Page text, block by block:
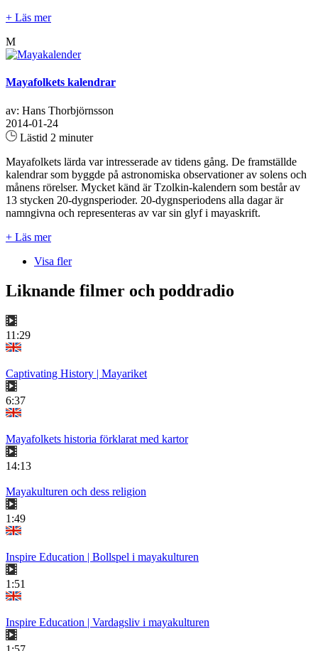
+ Läs mer
M
Mayafolkets kalendrar
av: Hans Thorbjörnsson
2014-01-24
Lästid 2 minuter
Mayafolkets lärda var intresserade av tidens gång. De framställde
kalendrar som byggde på astronomiska observationer av solens och
månens rörelser. Mycket känd är Tzolkin-kalendern som består av
13 stycken 20-dygnsperioder. 20-dygnsperiodens alla dagar är
namngivna och representeras av var sin glyf i mayaskrift.
+ Läs mer
Visa fler
Liknande filmer och poddradio
11:29
Captivating History | Mayariket
6:37
Mayafolkets historia förklarat med kartor
14:13
Mayakulturen och dess religion
1:49
Inspire Education | Bollspel i mayakulturen
1:51
Inspire Education | Vardagsliv i mayakulturen